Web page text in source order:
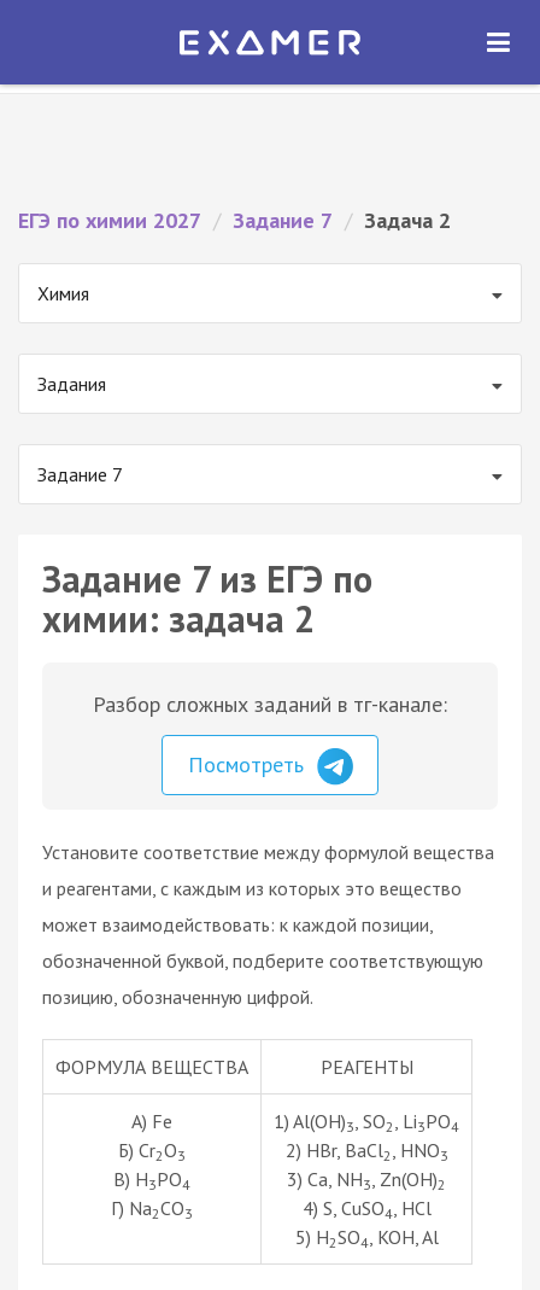
Экзамер — ЕГЭ 2027
ОТКРЫТЬ
ЕГЭ по химии 2027 / Задание 7 / Задача 2
Химия
Задания
Задание 7
Задание 7 из ЕГЭ по
химии: задача 2
Разбор сложных заданий в тг-канале:
Посмотреть
Установите соответствие между формулой вещества
и реагентами, с каждым из которых это вещество
может взаимодействовать: к каждой позиции,
обозначенной буквой, подберите соответствующую
позицию, обозначенную цифрой.
ФОРМУЛА ВЕЩЕСТВА РЕАГЕНТЫ
А) Fe
Б) Cr2O3
В) H3PO4
Г) Na2CO3
1) Al(OH)3 , SO2 , Li3PO4
2) HBr, BaCl2 , HNO3
3) Ca, NH3 , Zn(OH)2
4) S, CuSO4 , HCl
5) H2SO4 , KOH, Al